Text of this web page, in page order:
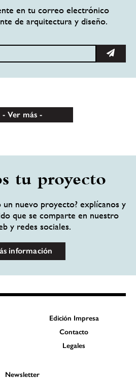
en tu correo electrónico
de arquitectura y diseño.
Ver más
tu proyecto
un nuevo proyecto? explícanos y
que se comparte en nuestro
y redes sociales.
información
Edición Impresa
Contacto
Legales
Newsletter